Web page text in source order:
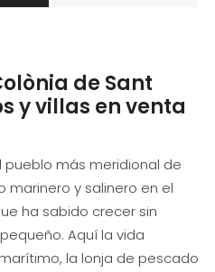
de Sant
y villas en venta
pueblo más meridional de
marinero y salinero en el
ha sabido crecer sin
Aquí la vida
la lonja de pescado